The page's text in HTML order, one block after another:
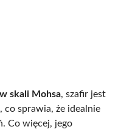
skali Mohsa, szafir jest
co sprawia, że idealnie
Co więcej, jego